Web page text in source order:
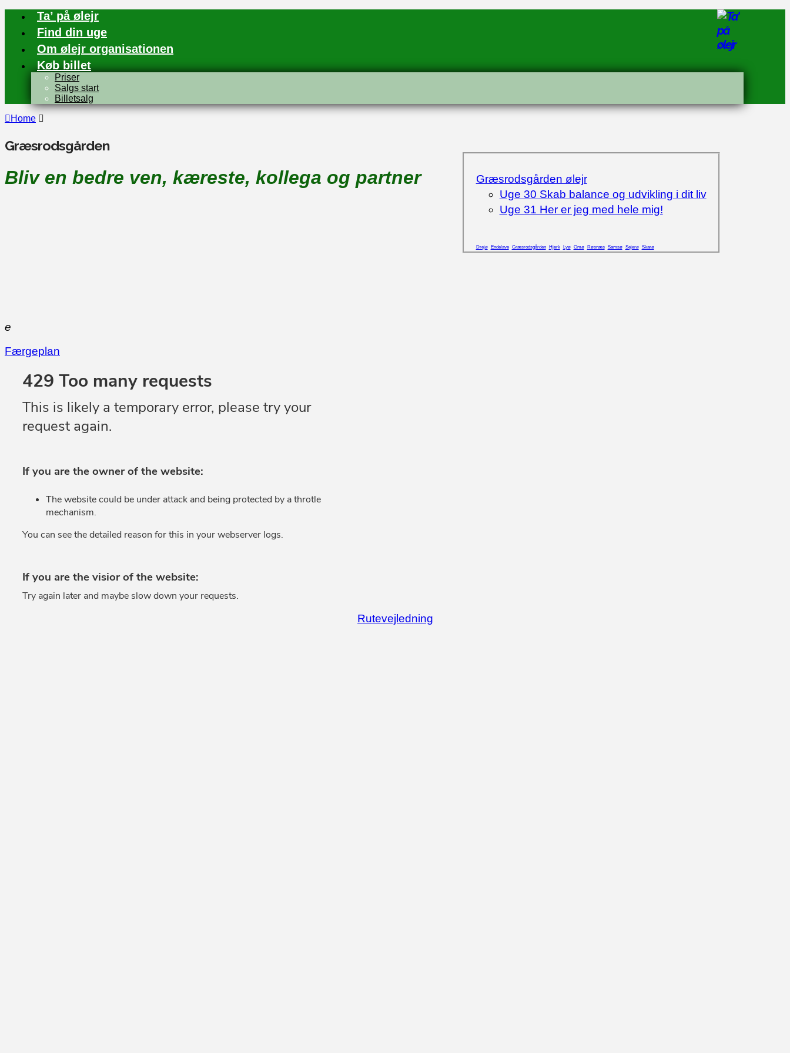
Ta’ på ølejr
Find din uge
Om ølejr organisationen
Køb billet
Priser
Salgs start
Billetsalg
Home
Græsrodsgården ølejr
Uge 30 Skab balance og udvikling i dit liv
Uge 31 Her er jeg med hele mig!
Drejø Endelave Græsrodsgården Hjerk Lyø Omø Røsnæs Samsø Sejerø Skarø
Græsrodsgården
Bliv en bedre ven, kæreste, kollega og partner
e
Færgeplan
Rutevejledning